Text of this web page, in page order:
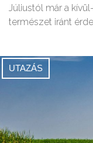
Júliustól már a
természet iránt
UTAZÁS